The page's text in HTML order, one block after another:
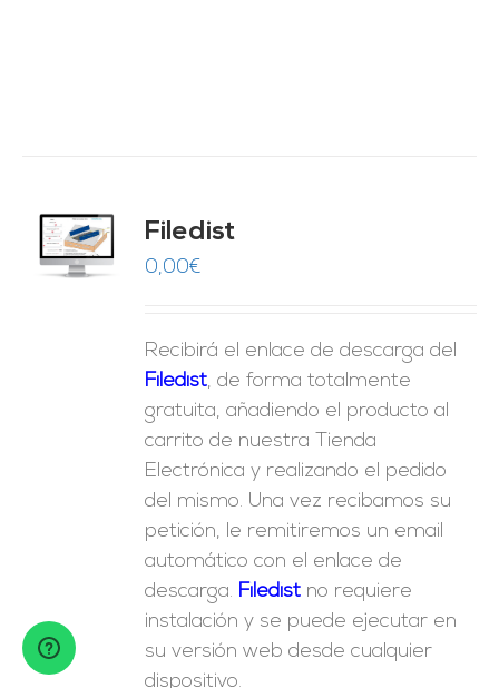
Filedist
0,00€
Recibirá el enlace de descarga del
Filedist, de forma totalmente
gratuita, añadiendo el producto al
carrito de nuestra Tienda
Electrónica y realizando el pedido
del mismo. Una vez recibamos su
petición, le remitiremos un email
automático con el enlace de
descarga. Filedist no requiere
instalación y se puede ejecutar en
su versión web desde cualquier
dispositivo.